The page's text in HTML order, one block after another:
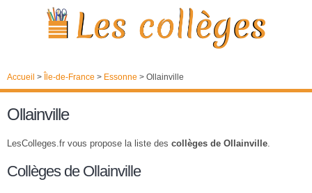
Accueil > Île-de-France > Essonne > Ollainville
Ollainville
LesColleges.fr vous propose la liste des collèges de Ollainville.
Collèges de Ollainville